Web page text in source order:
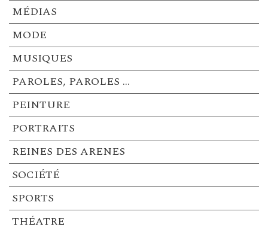
MÉDIAS
MODE
MUSIQUES
PAROLES, PAROLES …
PEINTURE
PORTRAITS
REINES DES ARENES
SOCIÉTÉ
SPORTS
THÉATRE